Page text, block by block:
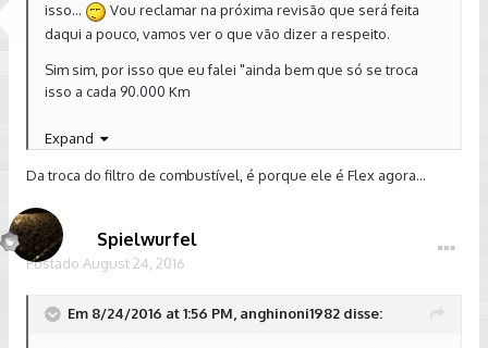
isso...
Vou reclamar na próxima revisão que será feita
daqui a pouco, vamos ver o que vão dizer a respeito.
Sim sim, por isso que eu falei "ainda bem que só se troca
isso a cada 90.000 Km
próxima revisão "porque o meu filtro de ar se troca com
90.000 km e o do Golf nacional com 20.000 km? Notei
combustível também. Ou seja, fizeram umas boas
mudanças... E as revisões dos alemães e mexicanos são
consideravelmente mais baratas.
Expand
Da troca do filtro de combustível, é porque ele é Flex agora...
Spielwurfel
Postado August 24, 2016
Em 8/24/2016 at 1:56 PM, anghinoni1982 disse: